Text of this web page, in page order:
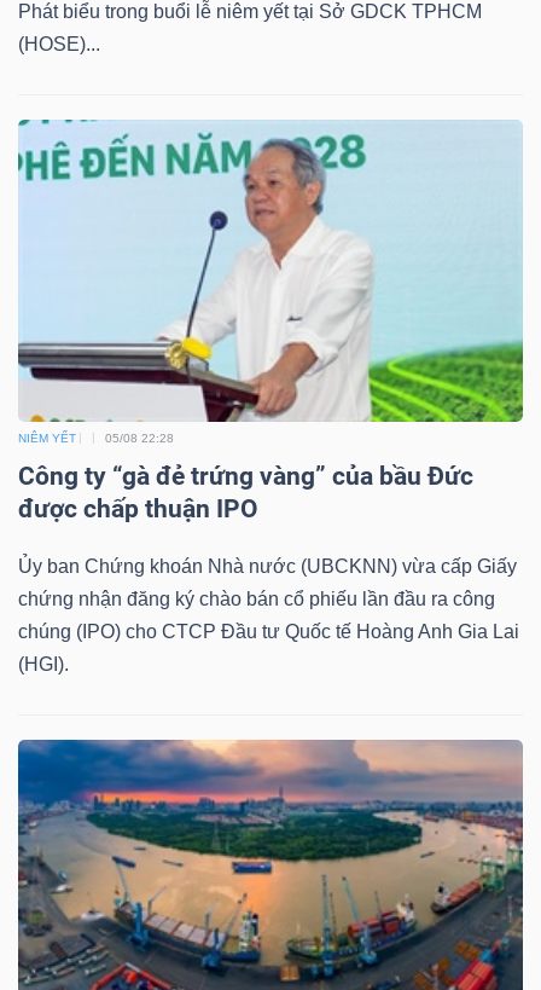
Phát biểu trong buổi lễ niêm yết tại Sở GDCK TPHCM
(HOSE)...
NIÊM YẾT 05/08 22:28
Công ty “gà đẻ trứng vàng” của bầu Đức
được chấp thuận IPO
Ủy ban Chứng khoán Nhà nước (UBCKNN) vừa cấp Giấy
chứng nhận đăng ký chào bán cổ phiếu lần đầu ra công
chúng (IPO) cho CTCP Đầu tư Quốc tế Hoàng Anh Gia Lai
(HGI).
PHIẾU
CỤ
ĐẦU
TƯ
TRUY
XUẤT
DỮ
LIỆU
Ngành
(-)